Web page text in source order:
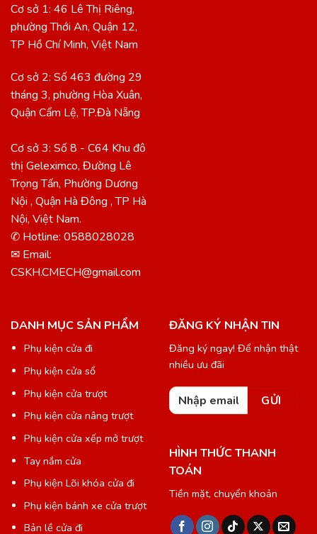
Cơ sở 1: 46 Lê Thị Riêng,
phường Thới An, Quận 12,
TP Hồ Chí Minh, Việt Nam
Cơ sở 2: Số 463 đường 29
tháng 3, phường Hòa Xuân,
Quận Cẩm Lệ, TP.Đà Nẵng
Cơ sở 3: Số 8 - C64 Khu đô
thị Geleximco, Đường Lê
Trọng Tấn, Phường Dương
Nội , Quận Hà Đông , TP Hà
Nội, Việt Nam.
✆ Hotline: 0588028028
✉ Email:
CSKH.CMECH@gmail.com
DANH MỤC SẢN PHẨM
Phụ kiện cửa đi
Phụ kiện cửa sổ
Phụ kiện cửa trượt
Phụ kiện cửa nâng trượt
Phụ kiện cửa xếp mở trượt
Tay nắm cửa
Phụ kiện Lõi khóa cửa đi
Phụ kiện bánh xe cửa trượt
Bản lề cửa đi
ĐĂNG KÝ NHẬN TIN
Đăng ký ngay! Để nhận thật
nhiều ưu đãi
HÌNH THỨC THANH
TOÁN
Tiền mặt, chuyển khoản